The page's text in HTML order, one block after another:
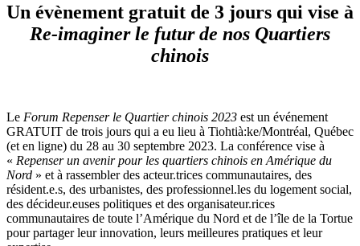
Un évènement gratuit de 3 jours qui vise à
Re-imaginer le futur de nos Quartiers
chinois
Le Forum Repenser le Quartier chinois 2023 est un événement
GRATUIT de trois jours qui a eu lieu à Tiohtià:ke/Montréal, Québec
(et en ligne) du 28 au 30 septembre 2023. La conférence vise à
« Repenser un avenir pour les quartiers chinois en Amérique du
Nord » et à rassembler des acteur.trices communautaires, des
résident.e.s, des urbanistes, des professionnel.les du logement social,
des décideur.euses politiques et des organisateur.rices
communautaires de toute l’Amérique du Nord et de l’île de la Tortue
pour partager leur innovation, leurs meilleures pratiques et leur